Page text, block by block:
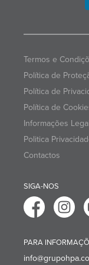
Termos e
Política de
Política de
Política de
Informações
Politica
Contactos
SIGA-NOS
PARA